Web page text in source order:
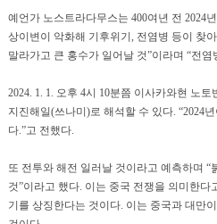
예언가 노스트라다무스는 400여년 전 2024
상이변이 악화해 기후위기, 전염병 등이 찾
말라가고 큰 홍수가 일어날 것”이라며 “전
2024. 1. 1. 오후 4시 10분쯤 이사카와현 노
지진해일(쓰나미)로 해석할 수 있다. “2024
다.”고 전했다.
또 전투와 해전 일러날 것이라고 예측하며
것”이라고 했다. 이는 중국 전쟁을 의미한
기를 상징한다는 것이다. 이는 중국과 대만